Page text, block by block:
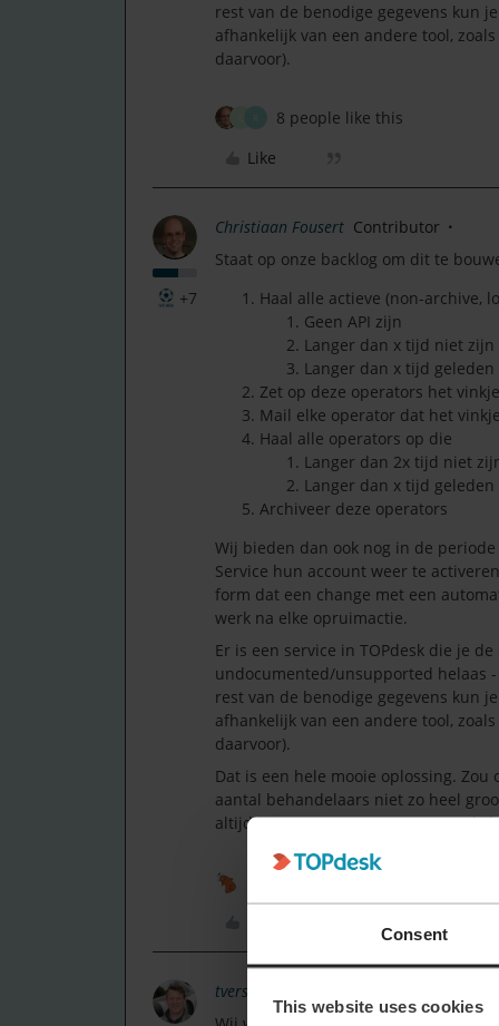
Consent
This website uses cookies
rest van de benodige gegevens kun
afhankelijk van een andere tool,
daarvoor).
8 people like this
Like
+7
Christiaan Fousert Contributor
Staat op onze backlog om dit te
Haal alle actieve (non-archive,
Geen API zijn
Langer dan x tijd niet zijn
Langer dan x tijd
Zet op deze operators het
Mail elke operator dat het
Haal alle operators op die
Langer dan 2x tijd niet
Langer dan x tijd
Archiveer deze operators
Wij bieden dan ook nog in de
Service hun account weer te
form dat een change met een
werk na elke opruimactie.
Er is een service in TOPdesk die je
undocumented/unsupported helaas
rest van de benodige gegevens kun
afhankelijk van een andere tool,
daarvoor).
Dat is een hele mooie oplossing.
aantal behandelaars niet zo heel
altijd interessant om eens naar te
tverschuur